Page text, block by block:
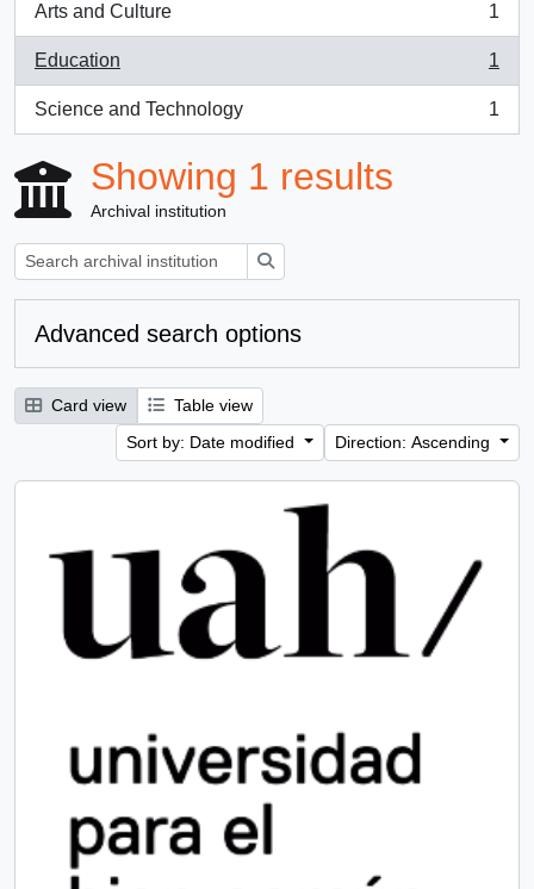
Arts and Culture
, 1 results
1
Education
, 1 results
1
Science and Technology
, 1 results
1
Showing 1 results
Archival institution
Advanced search options
Card view
Table view
Sort by: Date modified
Direction: Ascending